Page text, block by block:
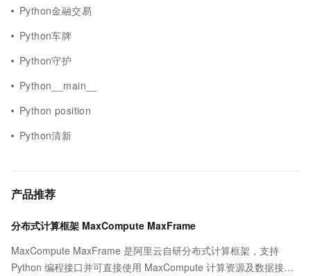
Python金融交易
Python车牌
Python守护
Python__main__
Python position
Python清新
产品推荐
分布式计算框架 MaxCompute MaxFrame
MaxCompute MaxFrame 是阿里云自研分布式计算框架，支持
Python 编程接口并可直接使用 MaxCompute 计算资源及数据接